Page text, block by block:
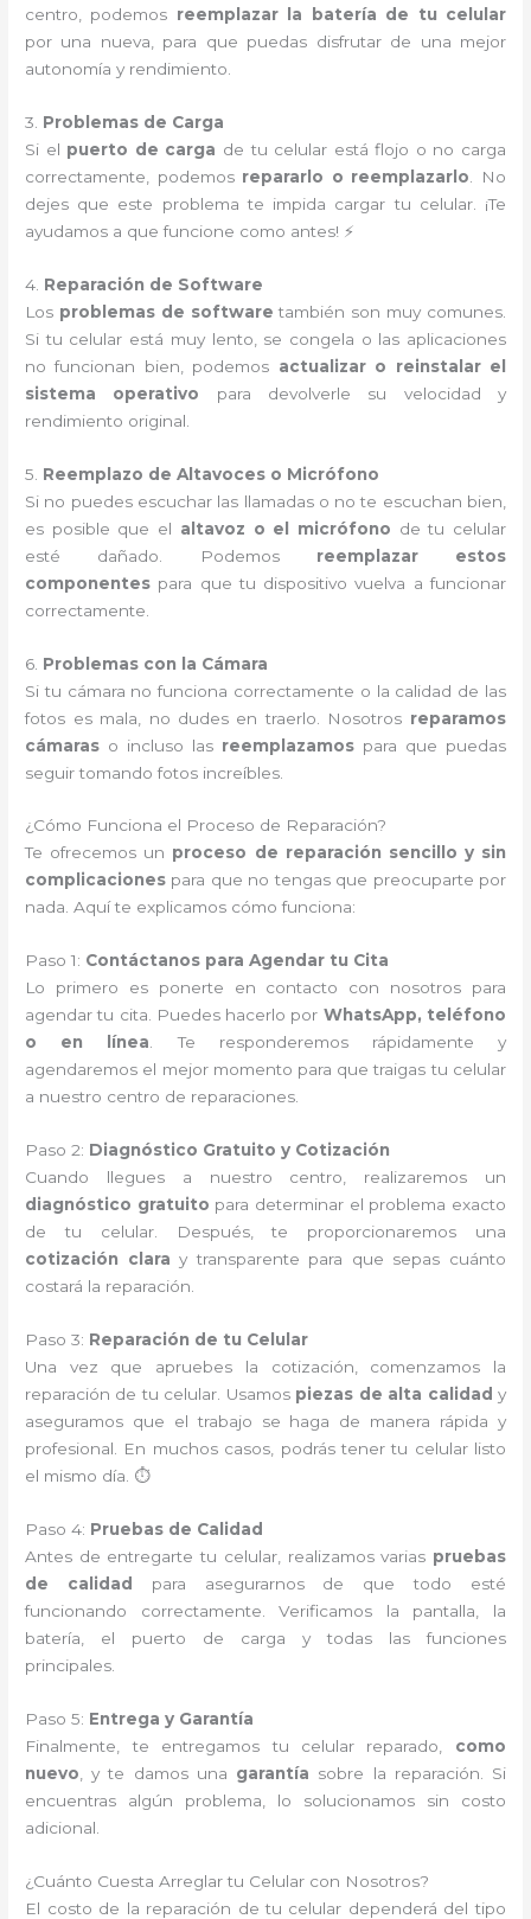
centro, podemos reemplazar la batería de tu celular
por una nueva, para que puedas disfrutar de una mejor
autonomía y rendimiento.
3. Problemas de Carga
Si el puerto de carga de tu celular está flojo o no carga
correctamente, podemos repararlo o reemplazarlo . No
dejes que este problema te impida cargar tu celular. ¡Te
ayudamos a que funcione como antes! ⚡
4. Reparación de Software
Los problemas de software también son muy comunes.
Si tu celular está muy lento, se congela o las aplicaciones
no funcionan bien, podemos actualizar o reinstalar el
sistema operativo para devolverle su velocidad y
rendimiento original.
5. Reemplazo de Altavoces o Micrófono
Si no puedes escuchar las llamadas o no te escuchan bien,
es posible que el altavoz o el micrófono de tu celular
esté dañado. Podemos reemplazar estos
componentes para que tu dispositivo vuelva a funcionar
correctamente.
6. Problemas con la Cámara
Si tu cámara no funciona correctamente o la calidad de las
fotos es mala, no dudes en traerlo. Nosotros reparamos
cámaras o incluso las reemplazamos para que puedas
seguir tomando fotos increíbles.
¿Cómo Funciona el Proceso de Reparación?
Te ofrecemos un proceso de reparación sencillo y sin
complicaciones para que no tengas que preocuparte por
nada. Aquí te explicamos cómo funciona:
Paso 1: Contáctanos para Agendar tu Cita
Lo primero es ponerte en contacto con nosotros para
agendar tu cita. Puedes hacerlo por WhatsApp, teléfono
o en línea. Te responderemos rápidamente y
agendaremos el mejor momento para que traigas tu celular
a nuestro centro de reparaciones.
Paso 2: Diagnóstico Gratuito y Cotización
Cuando llegues a nuestro centro, realizaremos un
diagnóstico gratuito para determinar el problema exacto
de tu celular. Después, te proporcionaremos una
cotización clara y transparente para que sepas cuánto
costará la reparación.
Paso 3: Reparación de tu Celular
Una vez que apruebes la cotización, comenzamos la
reparación de tu celular. Usamos piezas de alta calidad y
aseguramos que el trabajo se haga de manera rápida y
profesional. En muchos casos, podrás tener tu celular listo
el mismo día. ⏱️
Paso 4: Pruebas de Calidad
Antes de entregarte tu celular, realizamos varias pruebas
de calidad
para asegurarnos de que todo esté
funcionando correctamente. Verificamos la pantalla, la
batería, el puerto de carga y todas las funciones
principales.
Paso 5: Entrega y Garantía
Finalmente, te entregamos tu celular reparado, como
nuevo , y te damos una garantía sobre la reparación. Si
encuentras algún problema, lo solucionamos sin costo
adicional.
¿Cuánto Cuesta Arreglar tu Celular con Nosotros?
El costo de la reparación de tu celular dependerá del tipo